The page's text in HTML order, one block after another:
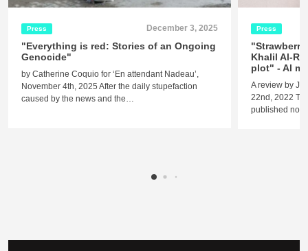
Press December 3, 2025
"Everything is red: Stories of an Ongoing
Genocide"
by Catherine Coquio for ‘En attendant Nadeau’,
November 4th, 2025 After the daily stupefaction
caused by the news and the…
Press
Khalil Al-
plot" - Al
A review by
22nd, 2022
published